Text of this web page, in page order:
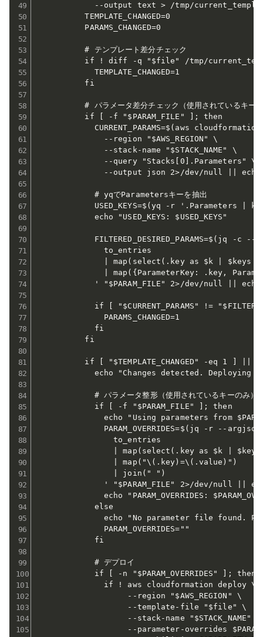
--output text > /tmp/
          TEMPLATE_CHANGED=0
          PARAMS_CHANGED=0
          # テンプレート差分チェック
if ! diff -q "$file" /tmp/
            TEMPLATE_CHANGED=1
          fi
# パラメータ差分チェック（使用されているキー
          if [ -f "$PARAM_FILE" ]; then
CURRENT_PARAMS=$(aws
              --region "$AWS_REGION" \
              --stack-name "$STACK_NAME" \
              --query "Stacks[0].Parameters" \
--output json 2>/dev/null || echo
            # yqでParametersキーを抽出
USED_KEYS=$(yq -r '.Parameters |
            echo "USED_KEYS: $USED_KEYS"
FILTERED_DESIRED_PARAMS=$(jq -c --
              to_entries
| map(select(.key as $k | $keys
| map({ParameterKey: .key,
' "$PARAM_FILE" 2>/dev/null || echo
if [ "$CURRENT_PARAMS" !=
              PARAMS_CHANGED=1
            fi
          fi
if [ "$TEMPLATE_CHANGED" -eq 1 ] ||
echo "Changes detected. Deploying
            # パラメータ整形（使用されているキーのみ）
            if [ -f "$PARAM_FILE" ]; then
echo "Using parameters from
PARAM_OVERRIDES=$(jq -r --
                to_entries
| map(select(.key as $k |
                | map("\(.key)=\(.value)")
                | join(" ")
' "$PARAM_FILE" 2>/dev/null ||
echo "PARAM_OVERRIDES:
            else
echo "No parameter file found.
              PARAM_OVERRIDES=""
            fi
            # デプロイ
            if [ -n "$PARAM_OVERRIDES" ]; then
              if ! aws cloudformation deploy \
                   --region "$AWS_REGION" \
                   --template-file "$file" \
                   --stack-name "$STACK_NAME" \
--parameter-overrides